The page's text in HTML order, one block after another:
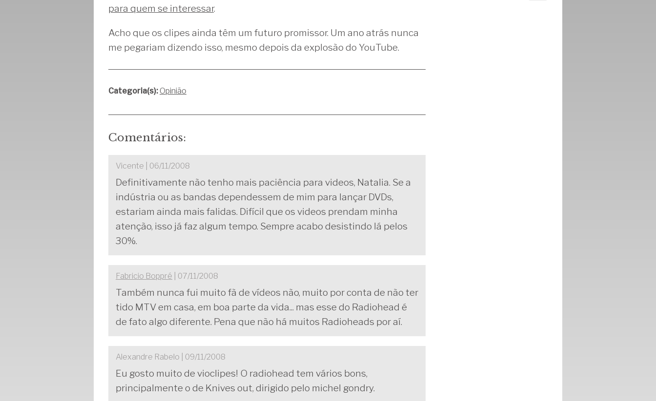
para quem se interessar.
Acho que os clipes ainda têm um futuro promissor. Um ano atrás nunca
me pegariam dizendo isso, mesmo depois da explosão do YouTube.
Categoria(s): Opinião
Comentários:
Vicente | 06/11/2008
Definitivamente não tenho mais paciência para videos, Natalia. Se a
indústria ou as bandas dependessem de mim para lançar DVDs,
estariam ainda mais falidas. Difícil que os videos prendam minha
atenção, isso já faz algum tempo. Sempre acabo desistindo lá pelos
30%.
Fabricio Boppré | 07/11/2008
Também nunca fui muito fã de vídeos não, muito por conta de não ter
tido MTV em casa, em boa parte da vida... mas esse do Radiohead é
de fato algo diferente. Pena que não há muitos Radioheads por aí.
Alexandre Rabelo | 09/11/2008
Eu gosto muito de vioclipes! O radiohead tem vários bons,
principalmente o de Knives out, dirigido pelo michel gondry.